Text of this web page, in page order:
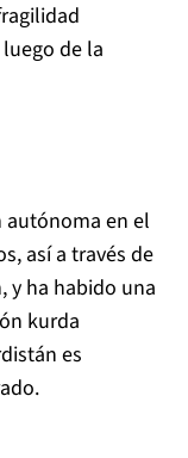
de la
en el
así a través de
y ha habido una
kurda
es